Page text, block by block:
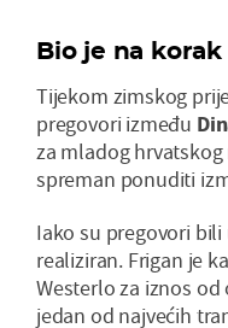
Bio je na
Tijekom zimskog
pregovori između
za mladog
spreman ponuditi
Iako su pregovori
realiziran. Frigan je
Westerlo za iznos
jedan od najvećih